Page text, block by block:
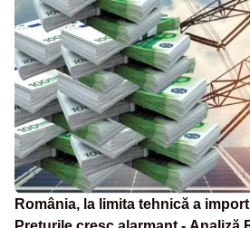
România, la limita tehnică a